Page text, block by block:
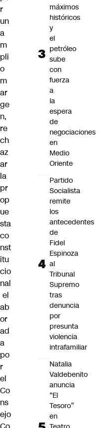
r
un
a
m
pli
o
m
ar
ge
n,
re
ch
az
ar
la
pr
op
ue
sta
co
nst
itu
cio
nal
el
ab
or
ad
a
po
r
el
Co
ns
ejo
máximos
históricos
y
el
petróleo
sube
con
fuerza
a
la
espera
de
negociaciones
en
Medio
Oriente
Partido
Socialista
remite
los
antecedentes
de
Fidel
Espinoza
al
Tribunal
Supremo
tras
denuncia
por
presunta
violencia
intrafamiliar
Natalia
Valdebenito
anuncia
“El
Tesoro”
en